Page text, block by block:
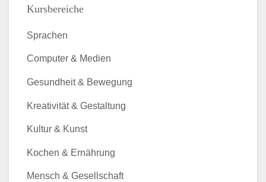
Kursbereiche
Sprachen
Computer & Medien
Gesundheit & Bewegung
Kreativität & Gestaltung
Kultur & Kunst
Kochen & Ernährung
Mensch & Gesellschaft